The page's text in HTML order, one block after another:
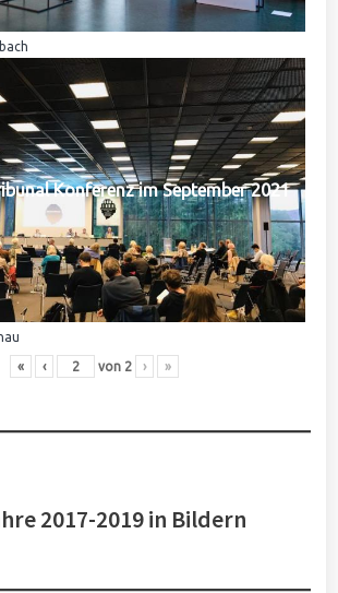
Konferenz im September 2021
« ‹ von 2 › »
2017-2019 in Bildern